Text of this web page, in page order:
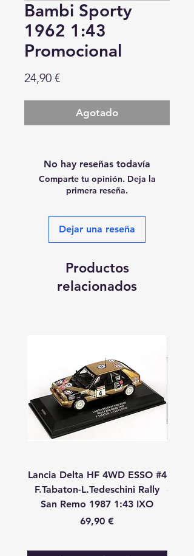
Bambi Sporty
1962 1:43
Promocional
24,90 €Precio
Agotado
No hay reseñas todavía
Comparte tu opinión. Deja la
primera reseña.
Dejar una reseña
Productos
relacionados
Lancia Delta HF 4WD ESSO #4
F.Tabaton-L.Tedeschini Rally
San Remo 1987 1:43 IXO
Precio
69,90 €
#11